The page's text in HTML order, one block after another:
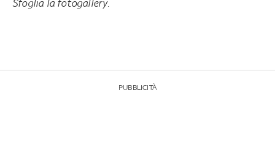
Sfoglia la fotogallery.
PUBBLICITÀ